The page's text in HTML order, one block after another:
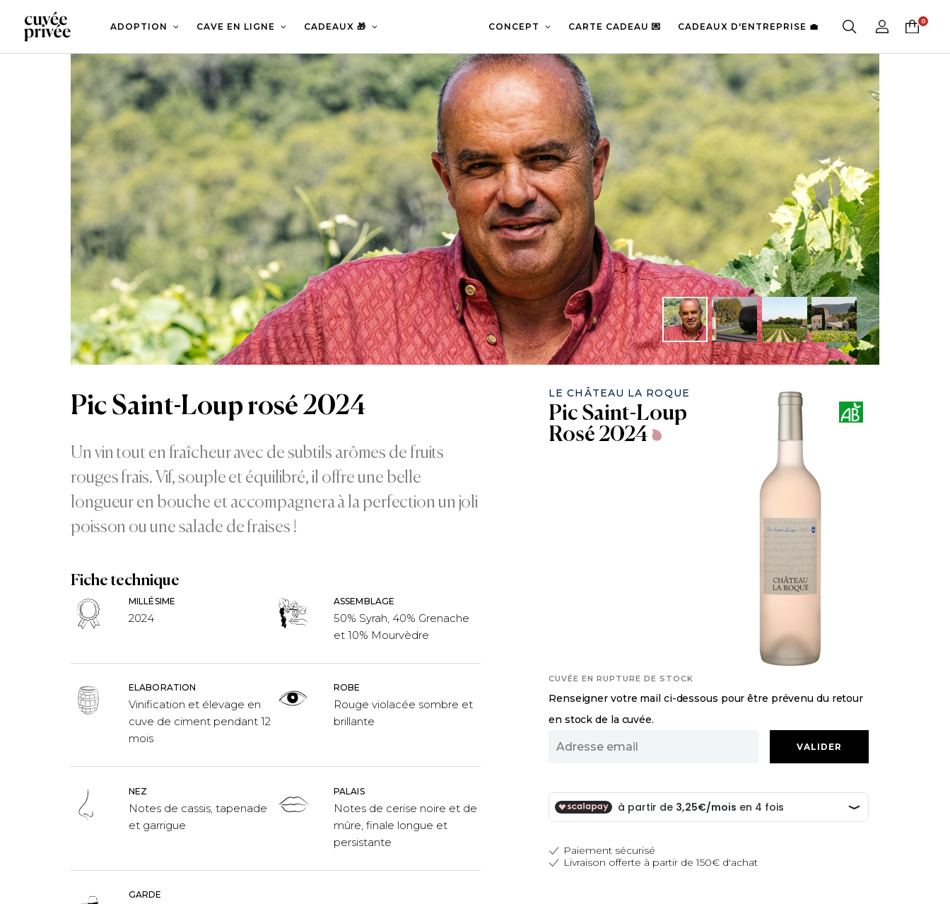
contenu
principal
ADOPTION CAVE EN LIGNE CADEAUX 🎁 CONCEPT CARTE CADEAU 💌 CADEAUX D'ENTREPRISE 💼
Pic Saint-Loup rosé 2024
Un vin tout en fraîcheur avec de subtils arômes de fruits
rouges frais. Vif, souple et équilibré, il offre une belle
longueur en bouche et accompagnera à la perfection un joli
poisson ou une salade de fraises !
Fiche technique
MILLÉSIME
2024
ASSEMBLAGE
50% Syrah, 40% Grenache
et 10% Mourvèdre
ELABORATION
Vinification et élevage en
cuve de ciment pendant 12
mois
ROBE
Rouge violacée sombre et
brillante
NEZ
Notes de cassis, tapenade
et garrigue
PALAIS
Notes de cerise noire et de
mûre, finale longue et
persistante
GARDE
LE CHÂTEAU LA ROQUE
Pic Saint-Loup
Rosé 2024
CUVÉE EN RUPTURE DE STOCK
Renseigner votre mail ci-dessous pour être prévenu du retour
en stock de la cuvée.
Adresse
Paiement sécurisé
Livraison offerte à partir de 150€ d'achat